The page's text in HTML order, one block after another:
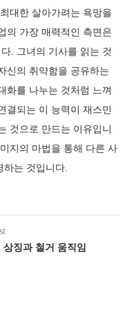
대한 살아가려는 욕망을
의 가장 매력적인 측면은
. 그녀의 기사를 읽는 것
신의 취약함을 공유하는
화를 나누는 것처럼 느껴
결되는 이 능력이 재스민
것으로 만드는 이유입니
지의 마법을 통해 다른 사
하는 것입니다.
징과 철거 움직임